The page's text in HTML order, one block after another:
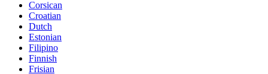
Corsican
Croatian
Dutch
Estonian
Filipino
Finnish
Frisian